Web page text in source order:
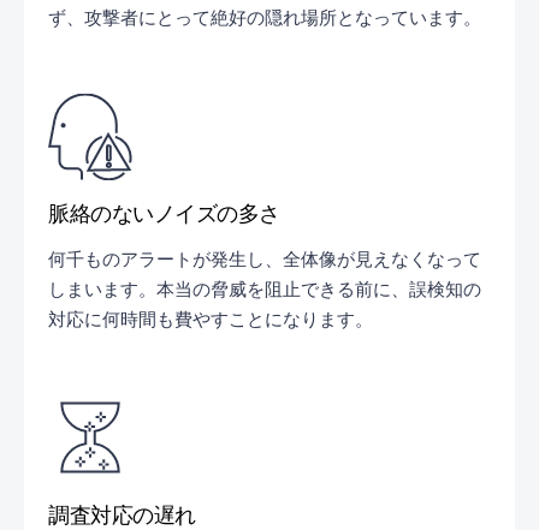
ず、攻撃者にとって絶好の隠れ場所となっています。
脈絡のないノイズの多さ
何千ものアラートが発生し、全体像が見えなくなって
しまいます。本当の脅威を阻止できる前に、誤検知の
対応に何時間も費やすことになります。
調査対応の遅れ